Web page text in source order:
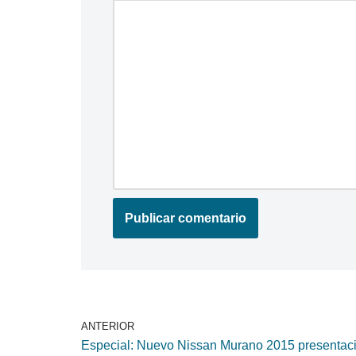
ANTERIOR
Especial: Nuevo Nissan Murano 2015